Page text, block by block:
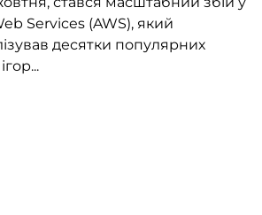
Services (AWS), який
десятки популярних